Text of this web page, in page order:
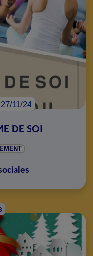
11/24
DE SOI